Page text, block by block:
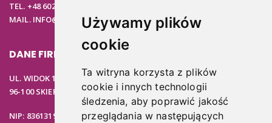
Używamy plików
cookie
Ta witryna korzysta z plików
cookie i innych technologii
śledzenia, aby poprawić jakość
przeglądania w następujących
TEL. +48 602 537 894
MAIL. INFO@PODOSTORE.PL
DANE FIRMOWE
UL. WIDOK 15B
96-100 SKIERNIEWICE
NIP: 8361319313